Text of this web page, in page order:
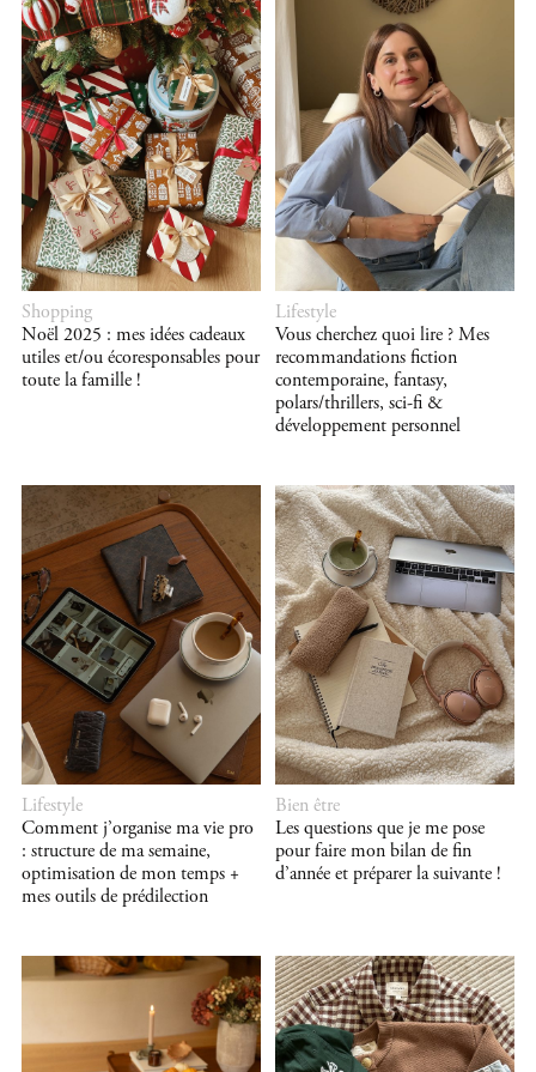
Shopping
Noël 2025 : mes idées cadeaux
utiles et/ou écoresponsables pour
toute la famille !
Lifestyle
Vous cherchez quoi lire ? Mes
recommandations fiction
contemporaine, fantasy,
polars/thrillers, sci-fi &
développement personnel
Lifestyle
Comment j’organise ma vie pro
: structure de ma semaine,
optimisation de mon temps +
mes outils de prédilection
Bien être
Les questions que je me pose
pour faire mon bilan de fin
d’année et préparer la suivante !